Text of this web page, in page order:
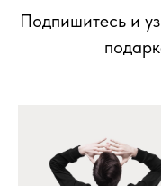
Подпишитесь и